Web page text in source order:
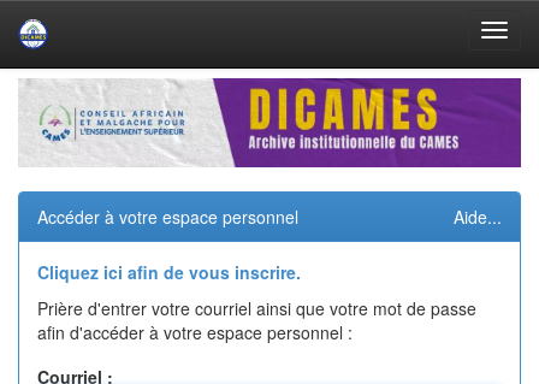
Skip
navigation
Accéder à votre espace personnel Aide...
Cliquez ici afin de vous inscrire.
Prière d'entrer votre courriel ainsi que votre mot de passe
afin d'accéder à votre espace personnel :
Courriel :